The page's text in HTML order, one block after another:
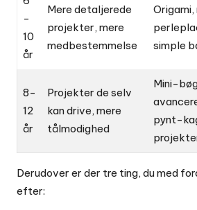
-
10
år
Mere detaljerede
projekter, mere
medbestemmelse
Origami,
simple
8-
12
år
Projekter de selv
kan drive, mere
tålmodighed
Mini-
pynt-
Derudover er der tre ting, du med
efter: